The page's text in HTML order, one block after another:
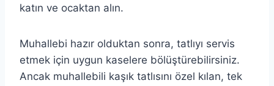
katın ve ocaktan alın.
Muhallebi hazır olduktan sonra, tatlıyı servis
etmek için uygun kaselere bölüştürebilirsiniz.
Ancak muhallebili kaşık tatlısını özel kılan, tek